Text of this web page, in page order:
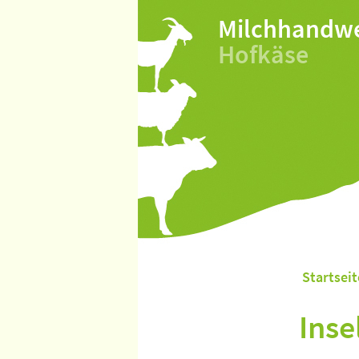
Hofkäse